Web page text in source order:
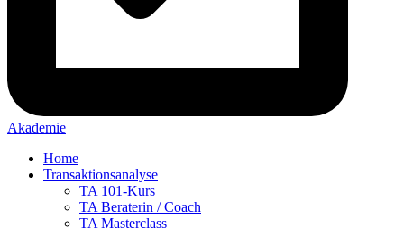
Akademie
Home
Transaktionsanalyse
TA 101-Kurs
TA Beraterin / Coach
TA Masterclass